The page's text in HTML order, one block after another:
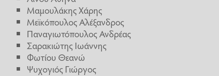
Μαμουλάκης Χάρης
Μεϊκόπουλος Αλέξανδρος
Παναγιωτόπουλος Ανδρέας
Σαρακιώτης Ιωάννης
Φωτίου Θεανώ
Ψυχογιός Γιώργος